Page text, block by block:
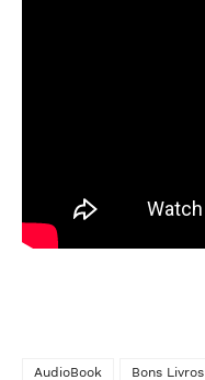
AudioBook Bons Livros